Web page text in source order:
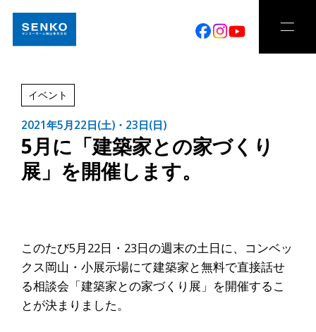
イベント
2021年5月22日(土)・23日(日)
5月に「建築家との家づくり
展」を開催します。
このたび5月22日・23日の週末の土日に、コンベッ
クス岡山・小展示場にて建築家と無料で直接話せ
る相談会「建築家との家づくり展」を開催するこ
とが決まりました。